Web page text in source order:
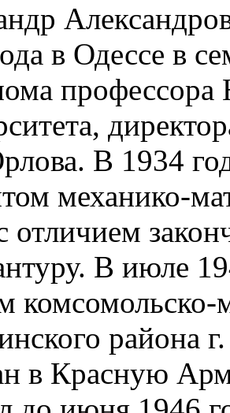
в Одессе в
профессора
В 1934
механико-
В июле
района
в Красную